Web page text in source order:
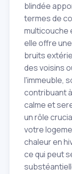
blindée
termes de
multicouche
elle offre
bruits
des voisins
l'immeuble,
contribuant
calme et
un rôle
votre
chaleur en
ce qui peut